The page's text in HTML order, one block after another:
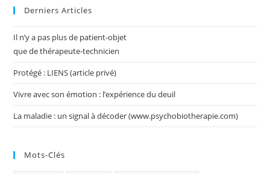
Derniers Articles
Il n’y a pas plus de patient-objet
que de thérapeute-technicien
Protégé : LIENS (article privé)
Vivre avec son émotion : l’expérience du deuil
La maladie : un signal à décoder (www.psychobiotherapie.com)
Mots-Clés